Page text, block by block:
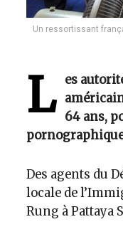
Un ressortissant
L
es
64 ans,
Des agents du
locale de
Rung à Pattaya